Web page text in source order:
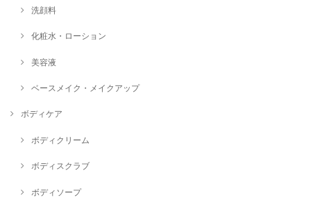
洗顔料
化粧水・ローション
美容液
ベースメイク・メイクアップ
ボディケア
ボディクリーム
ボディスクラブ
ボディソープ